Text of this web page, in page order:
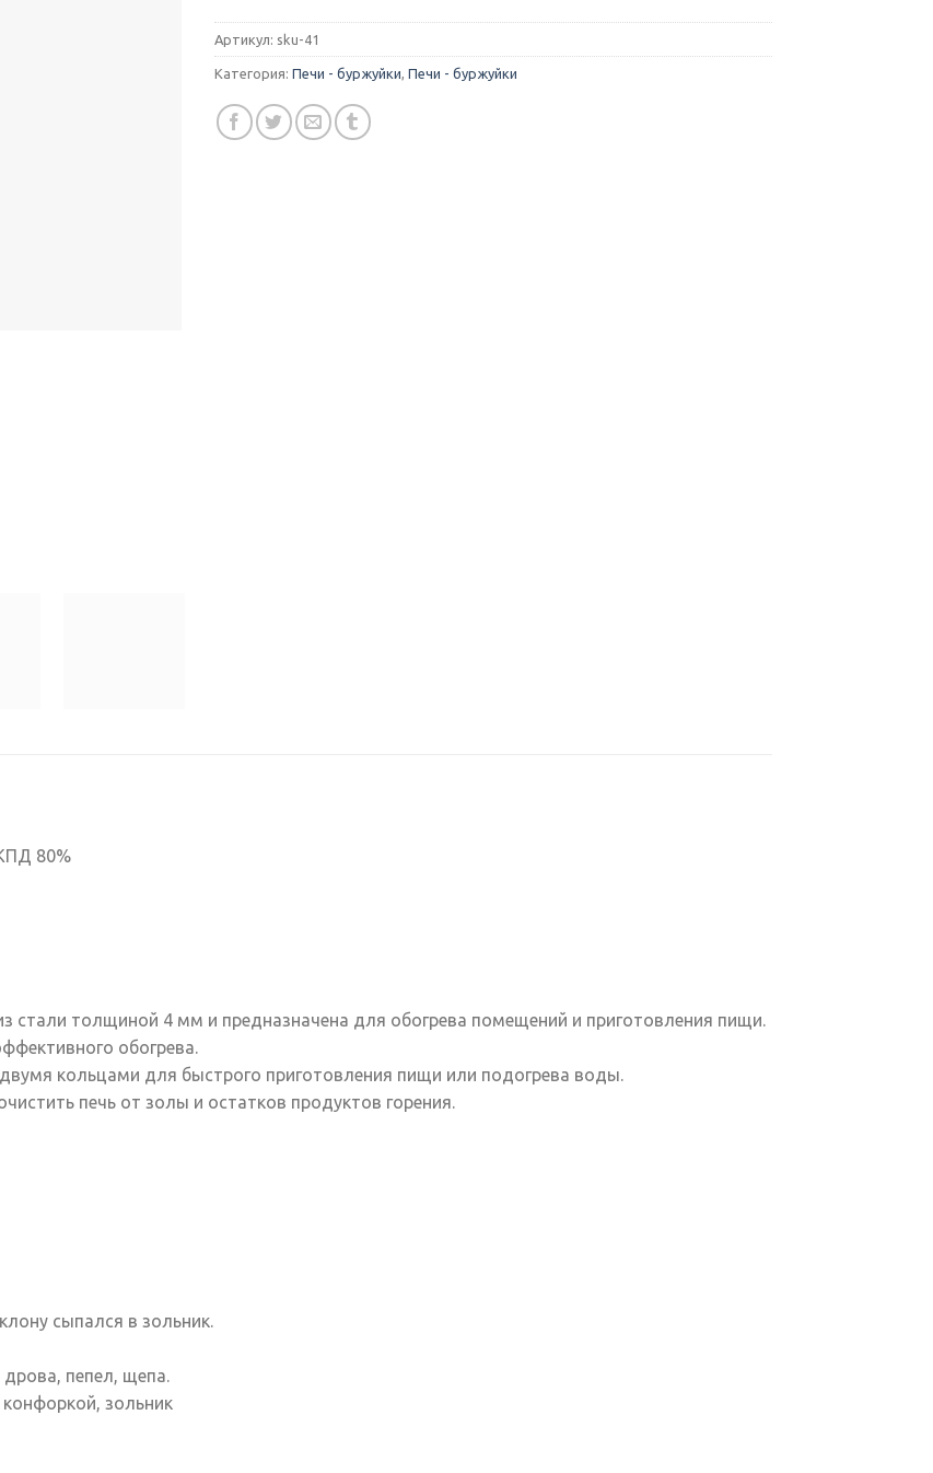
грн..
Артикул: sku-41
Категория: Печи - буржуйки, Печи - буржуйки
80%
стали толщиной 4 мм и предназначена для обогрева помещений и приготовления пищи.
обогрева.
кольцами для быстрого приготовления пищи или подогрева воды.
печь от золы и остатков продуктов горения.
сыпался в зольник.
пепел, щепа.
зольник